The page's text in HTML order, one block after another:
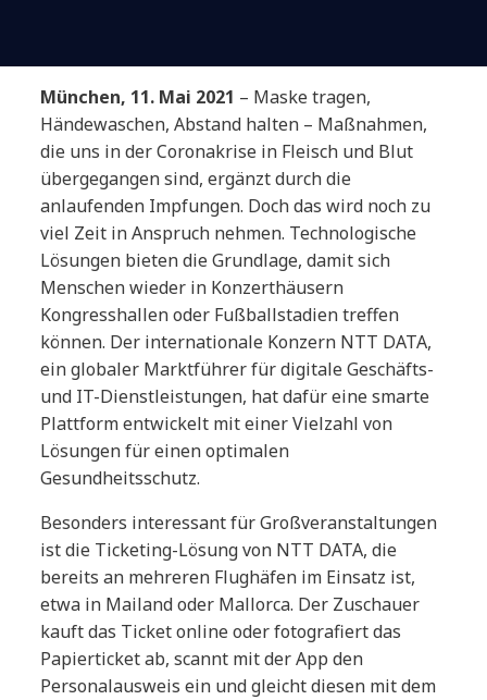
München, 11. Mai 2021 – Maske tragen,
Händewaschen, Abstand halten – Maßnahmen,
die uns in der Coronakrise in Fleisch und Blut
übergegangen sind, ergänzt durch die
anlaufenden Impfungen. Doch das wird noch zu
viel Zeit in Anspruch nehmen. Technologische
Lösungen bieten die Grundlage, damit sich
Menschen wieder in Konzerthäusern
Kongresshallen oder Fußballstadien treffen
können. Der internationale Konzern NTT DATA,
ein globaler Marktführer für digitale Geschäfts-
und IT-Dienstleistungen, hat dafür eine smarte
Plattform entwickelt mit einer Vielzahl von
Lösungen für einen optimalen
Gesundheitsschutz.
Besonders interessant für Großveranstaltungen
ist die Ticketing-Lösung von NTT DATA, die
bereits an mehreren Flughäfen im Einsatz ist,
etwa in Mailand oder Mallorca. Der Zuschauer
kauft das Ticket online oder fotografiert das
Papierticket ab, scannt mit der App den
Personalausweis ein und gleicht diesen mit dem